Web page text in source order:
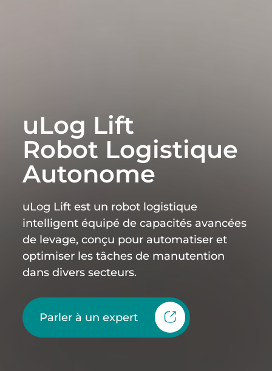
uLog Lift
Robot Logistique
Autonome
uLog Lift est un robot logistique
intelligent équipé de capacités avancées
de levage, conçu pour automatiser et
optimiser les tâches de manutention
dans divers secteurs.
Parler à un expert